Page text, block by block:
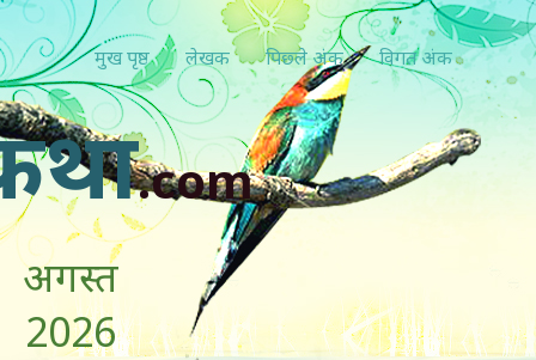
मुख पृष्ठ लेखक पिछ्ले अंक विगत अंक
.com
अगस्त
2026